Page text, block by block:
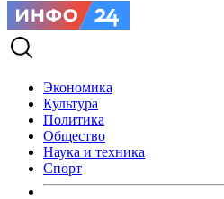
Экономика
Культура
Политика
Общество
Наука и техника
Спорт